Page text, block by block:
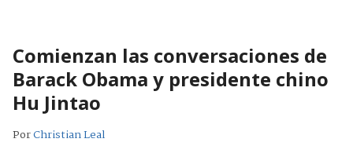
Comienzan las conversaciones de
Barack Obama y presidente chino
Hu Jintao
PorChristian Leal